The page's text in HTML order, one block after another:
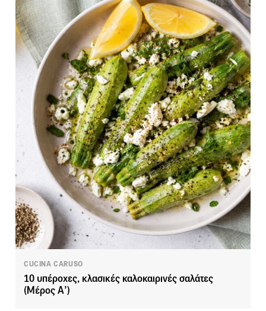
CUCINA CARUSO
10 υπέροχες, κλασικές καλοκαιρινές σαλάτες
(Μέρος Α’)